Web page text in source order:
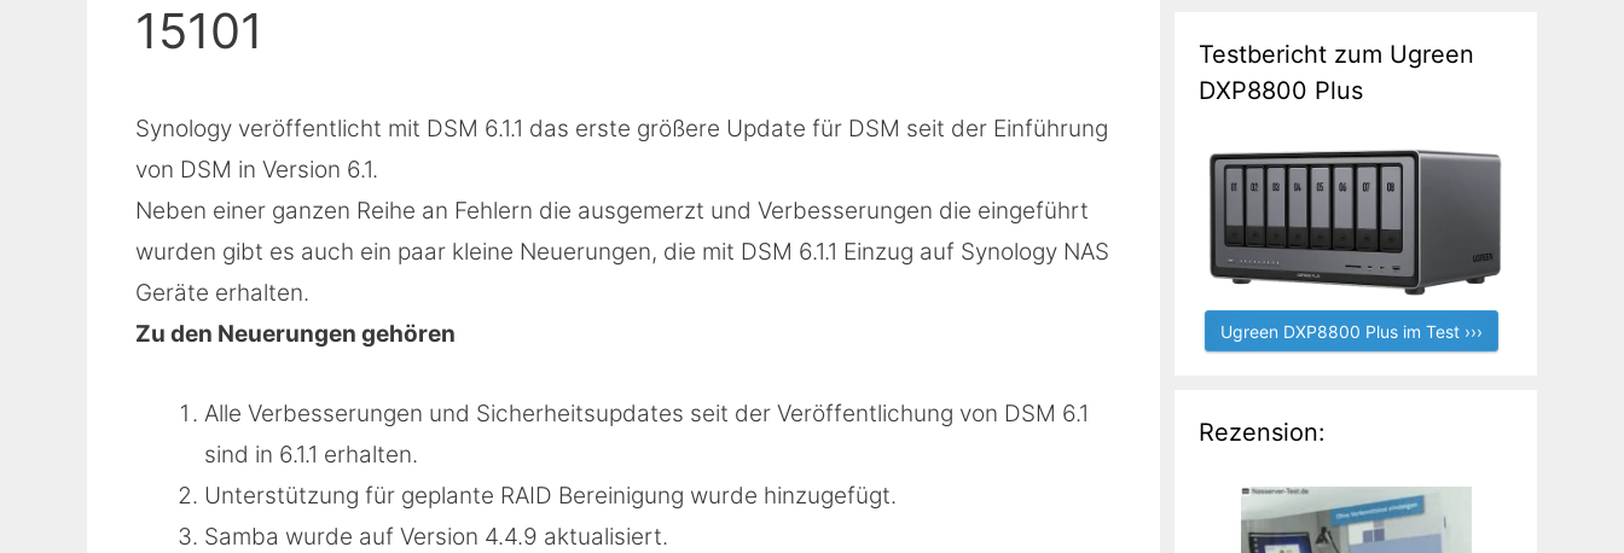
15101
Synology veröffentlicht mit DSM 6.1.1 das erste größere Update für DSM seit der Einführung
von DSM in Version 6.1.
Neben einer ganzen Reihe an Fehlern die ausgemerzt und Verbesserungen die eingeführt
wurden gibt es auch ein paar kleine Neuerungen, die mit DSM 6.1.1 Einzug auf Synology NAS
Geräte erhalten.
Zu den Neuerungen gehören
Alle Verbesserungen und Sicherheitsupdates seit der Veröffentlichung von DSM 6.1
sind in 6.1.1 erhalten.
Unterstützung für geplante RAID Bereinigung wurde hinzugefügt.
Samba wurde auf Version 4.4.9 aktualisiert.
Testbericht zum Ugreen
DXP8800 Plus
Ugreen DXP8800 Plus im Test ›››
Rezension: